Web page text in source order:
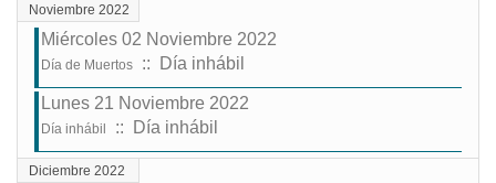
Noviembre 2022
Miércoles 02 Noviembre 2022
Día de Muertos :: Día inhábil
Lunes 21 Noviembre 2022
Día inhábil :: Día inhábil
Diciembre 2022